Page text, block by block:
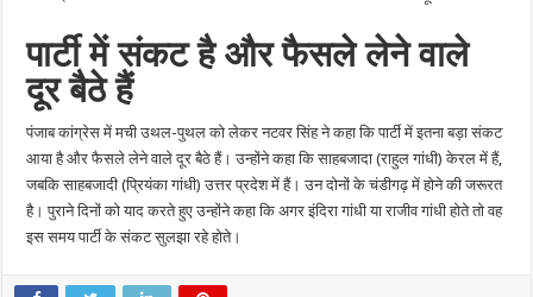
पार्टी में संकट है और फैसले लेने वाले
दूर बैठे हैं
पंजाब कांग्रेस में मची उथल-पुथल को लेकर नटवर सिंह ने कहा कि पार्टी में इतना बड़ा संकट
आया है और फैसले लेने वाले दूर बैठे हैं। उन्होंने कहा कि साहबजादा (राहुल गांधी) केरल में हैं,
जबकि साहबजादी (प्रियंका गांधी) उत्तर प्रदेश में हैं। उन दोनों के चंडीगढ़ में होने की जरूरत
है। पुराने दिनों को याद करते हुए उन्होंने कहा कि अगर इंदिरा गांधी या राजीव गांधी होते तो वह
इस समय पार्टी के संकट सुलझा रहे होते।